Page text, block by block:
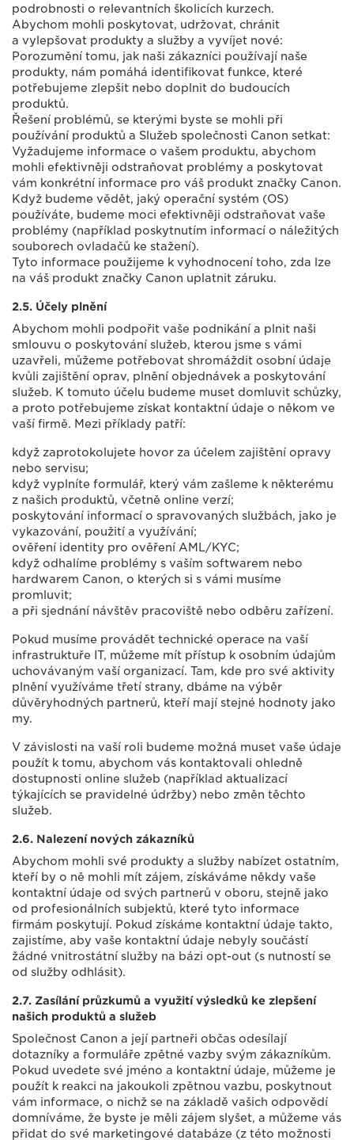
podrobnosti o relevantních školicích kurzech.
Abychom mohli poskytovat, udržovat, chránit
a vylepšovat produkty a služby a vyvíjet nové:
Porozumění tomu, jak naši zákazníci používají naše
produkty, nám pomáhá identifikovat funkce, které
potřebujeme zlepšit nebo doplnit do budoucích
produktů.
Řešení problémů, se kterými byste se mohli při
používání produktů a Služeb společnosti Canon setkat:
Vyžadujeme informace o vašem produktu, abychom
mohli efektivněji odstraňovat problémy a poskytovat
vám konkrétní informace pro váš produkt značky Canon.
Když budeme vědět, jaký operační systém (OS)
používáte, budeme moci efektivněji odstraňovat vaše
problémy (například poskytnutím informací o náležitých
souborech ovladačů ke stažení).
Tyto informace použijeme k vyhodnocení toho, zda lze
na váš produkt značky Canon uplatnit záruku.
2.5. Účely plnění
Abychom mohli podpořit vaše podnikání a plnit naši
smlouvu o poskytování služeb, kterou jsme s vámi
uzavřeli, můžeme potřebovat shromáždit osobní údaje
kvůli zajištění oprav, plnění objednávek a poskytování
služeb. K tomuto účelu budeme muset domluvit schůzky,
a proto potřebujeme získat kontaktní údaje o někom ve
vaší firmě. Mezi příklady patří:
když zaprotokolujete hovor za účelem zajištění opravy
nebo servisu;
když vyplníte formulář, který vám zašleme k některému
z našich produktů, včetně online verzí;
poskytování informací o spravovaných službách, jako je
vykazování, použití a využívání;
ověření identity pro ověření AML/KYC;
když odhalíme problémy s vaším softwarem nebo
hardwarem Canon, o kterých si s vámi musíme
promluvit;
a při sjednání návštěv pracoviště nebo odběru zařízení.
Pokud musíme provádět technické operace na vaší
infrastruktuře IT, můžeme mít přístup k osobním údajům
uchovávaným vaší organizací. Tam, kde pro své aktivity
plnění využíváme třetí strany, dbáme na výběr
důvěryhodných partnerů, kteří mají stejné hodnoty jako
my.
V závislosti na vaší roli budeme možná muset vaše údaje
použít k tomu, abychom vás kontaktovali ohledně
dostupnosti online služeb (například aktualizací
týkajících se pravidelné údržby) nebo změn těchto
služeb.
2.6. Nalezení nových zákazníků
Abychom mohli své produkty a služby nabízet ostatním,
kteří by o ně mohli mít zájem, získáváme někdy vaše
kontaktní údaje od svých partnerů v oboru, stejně jako
od profesionálních subjektů, které tyto informace
firmám poskytují. Pokud získáme kontaktní údaje takto,
zajistíme, aby vaše kontaktní údaje nebyly součástí
žádné vnitrostátní služby na bázi opt-out (s nutností se
od služby odhlásit).
2.7. Zasílání průzkumů a využití výsledků ke zlepšení
našich produktů a služeb
Společnost Canon a její partneři občas odesílají
dotazníky a formuláře zpětné vazby svým zákazníkům.
Pokud uvedete své jméno a kontaktní údaje, můžeme je
použít k reakci na jakoukoli zpětnou vazbu, poskytnout
vám informace, o nichž se na základě vašich odpovědí
domníváme, že byste je měli zájem slyšet, a můžeme vás
přidat do své marketingové databáze (z této možnosti